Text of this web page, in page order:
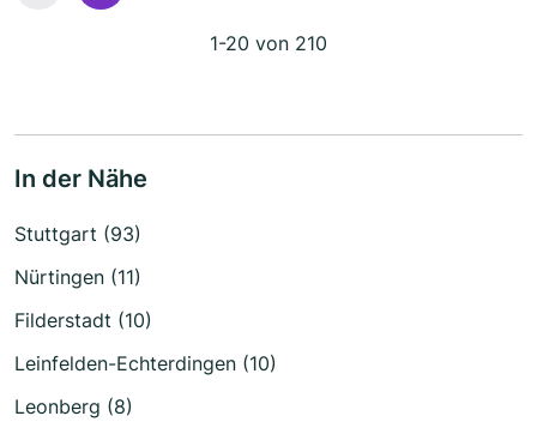
1-20 von 210
In der Nähe
Stuttgart (93)
Nürtingen (11)
Filderstadt (10)
Leinfelden-Echterdingen (10)
Leonberg (8)